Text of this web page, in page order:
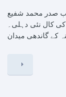
صدر محمد شفیع
کال نئی دہلی۔